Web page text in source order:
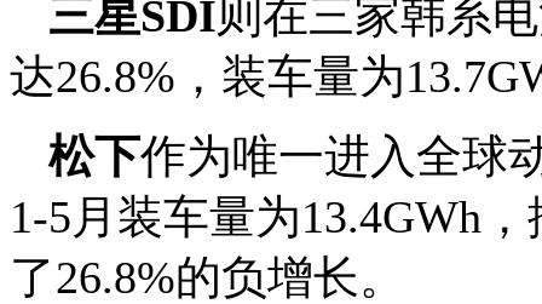
三星SDI则在三家韩系
达26.8%，装车量为
松下作为唯一进入全球
1-5月装车量为13.4GWh
了26.8%的负增长。